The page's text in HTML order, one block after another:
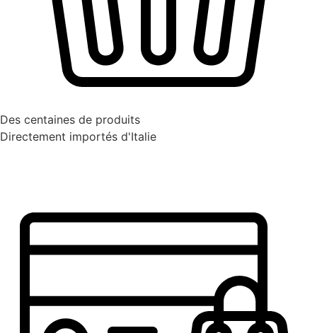
Des centaines de produits
Directement importés d'Italie